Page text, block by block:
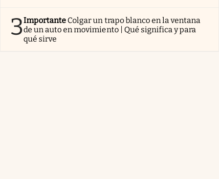
3Importante Colgar un trapo blanco en la ventana
de un auto en movimiento | Qué significa y para
qué sirve